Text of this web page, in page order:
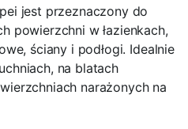
jest przeznaczony do
powierzchni w łazienkach,
ściany i podłogi. Idealnie
na blatach
narażonych na